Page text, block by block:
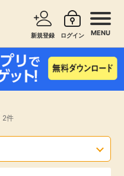
新規登録 ログイン MENU
ショッピングで探す
2件